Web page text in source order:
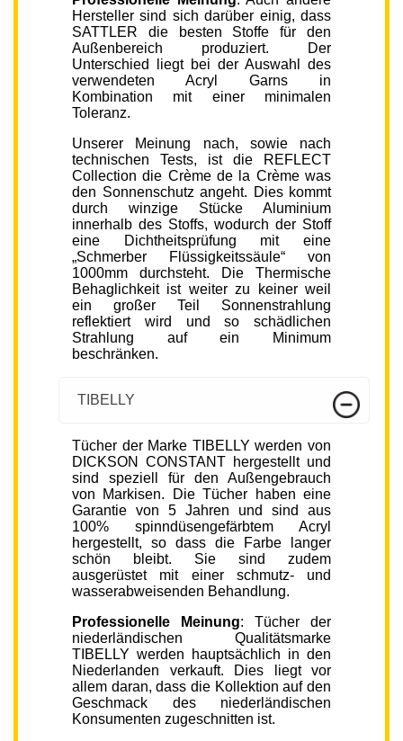
Hersteller sind sich darüber einig, dass
SATTLER die besten Stoffe für den
Außenbereich produziert. Der
Unterschied liegt bei der Auswahl des
verwendeten Acryl Garns in
Kombination mit einer minimalen
Toleranz.
Unserer Meinung nach, sowie nach
technischen Tests, ist die REFLECT
Collection die Crème de la Crème was
den Sonnenschutz angeht. Dies kommt
durch winzige Stücke Aluminium
innerhalb des Stoffs, wodurch der Stoff
eine Dichtheitsprüfung mit eine
„Schmerber Flüssigkeitssäule“ von
1000mm durchsteht. Die Thermische
Behaglichkeit ist weiter zu keiner weil
ein großer Teil Sonnenstrahlung
reflektiert wird und so schädlichen
Strahlung auf ein Minimum
beschränken.
TIBELLY
Tücher der Marke TIBELLY werden von
DICKSON CONSTANT hergestellt und
sind speziell für den Außengebrauch
von Markisen. Die Tücher haben eine
Garantie von 5 Jahren und sind aus
100% spinndüsengefärbtem Acryl
hergestellt, so dass die Farbe langer
schön bleibt. Sie sind zudem
ausgerüstet mit einer schmutz- und
wasserabweisenden Behandlung.
Professionelle Meinung: Tücher der
niederländischen Qualitätsmarke
TIBELLY werden hauptsächlich in den
Niederlanden verkauft. Dies liegt vor
allem daran, dass die Kollektion auf den
Geschmack des niederländischen
Konsumenten zugeschnitten ist.